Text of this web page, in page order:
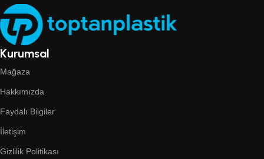
Kurumsal
Mağaza
Hakkımızda
Faydalı Bilgiler
İletişim
Gizlilik Politikası